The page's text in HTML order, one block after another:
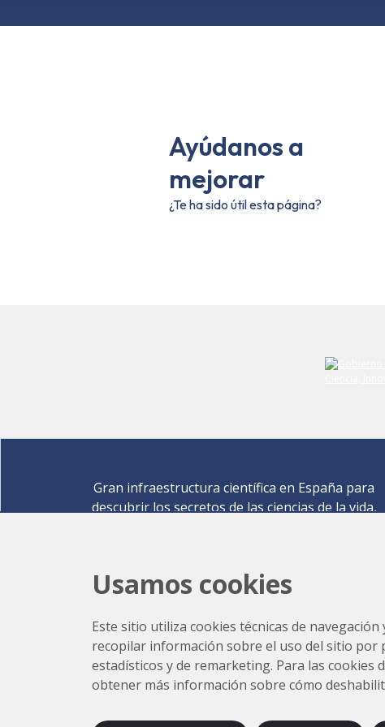
Ayúdanos a
mejorar
¿Te ha sido útil esta página?
Gran infraestructura científica en España para
descubrir los secretos de las ciencias de la vida,
Carrer de la Llum 2-26 08290 Cerdanyola del Vallès,
Cómo llegar
+34 93 592 43 00
Usamos cookies
Este sitio utiliza cookies técnicas de
recopilar información sobre el uso del sitio por
estadísticos y de remarketing. Para las
obtener más información sobre cómo